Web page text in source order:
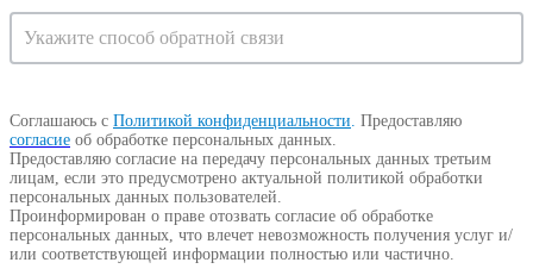
Соглашаюсь с Политикой конфиденциальности. Предоставляю
согласие об обработке персональных данных.
Предоставляю согласие на передачу персональных данных третьим
лицам, если это предусмотрено актуальной политикой обработки
персональных данных пользователей.
Проинформирован о праве отозвать согласие об обработке
персональных данных, что влечет невозможность получения услуг и/
или соответствующей информации полностью или частично.